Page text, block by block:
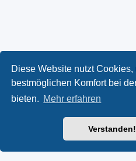
Diese Website nutzt Cookies,
bestmöglichen Komfort bei
bieten. Mehr erfahren
Verstanden!